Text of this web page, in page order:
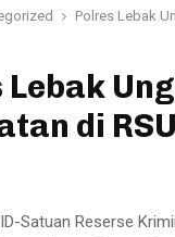
Polres Lebak
Lebak
di
Satuan Reserse